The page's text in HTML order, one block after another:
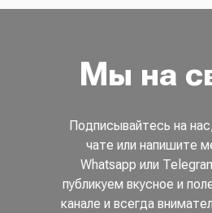
Мы на
Подписывайтесь на
чате или напишите
Whatsapp или
публикуем вкусное и
канале и всегда